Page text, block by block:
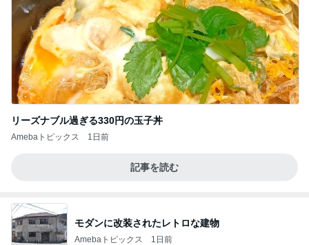
リーズナブル過ぎる330円の玉子丼
Amebaトピックス 1日前
記事を読む
モダンに改装されたレトロな建物
Amebaトピックス 1日前